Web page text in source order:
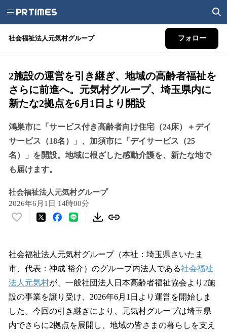
社会福祉法人元気村グループ フォロー
2施設の運営を引き継ぎ、地域の高齢者福祉を
さらに前進へ。元気村グループ、埼玉県内に
新たな2拠点を6月1日より開設
鴻巣市に「サービス付き高齢者向け住宅（24床）＋デイ
サービス（18名）」、加須市に「デイサービス（25
名）」を開設。地域に根ざした感動介護を、新たな地で
も届けます。
社会福祉法人元気村グループ
2026年6月1日 14時00分
い
！
数
を
読
み
込
み
中
社会福祉法人元気村グループ（本社：埼玉県さいたま
市、代表：神成 裕介）のグループ内法人である社会福祉
法人元気村が、一般社団法人日本高齢者福祉協会より2施
設の事業を譲り受け、2026年6月1日より運営を開始しま
した。今回の引き継ぎにより、元気村グループは埼玉県
内でさらに2拠点を展開し、地域の皆さまの暮らしを支え